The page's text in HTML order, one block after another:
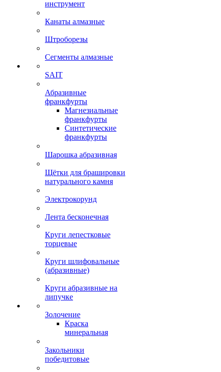
инструмент
Канаты алмазные
Штроборезы
Сегменты алмазные
SAIT
Абразивные
франкфурты
Магнезиальные
франкфурты
Синтетические
франкфурты
Шарошка абразивная
Щётки для брашировки
натурального камня
Электрокорунд
Лента бесконечная
Круги лепестковые
торцевые
Круги шлифовальные
(абразивные)
Круги абразивные на
липучке
Золочение
Краска
минеральная
Закольники
победитовые